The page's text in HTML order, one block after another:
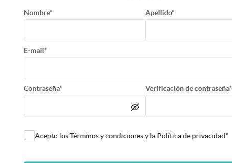
Nombre* Apellido*
E-mail*
Contraseña* Verificación de contraseña*
Acepto los Términos y condiciones y la Política de privacidad*